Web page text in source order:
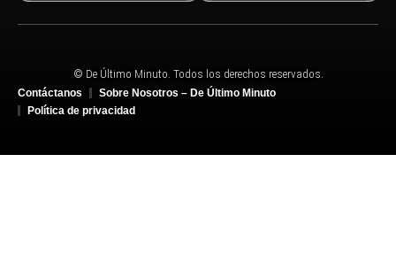
© De Último Minuto. Todos los derechos reservados.
Contáctanos
Sobre Nosotros – De Último Minuto
Política de privacidad